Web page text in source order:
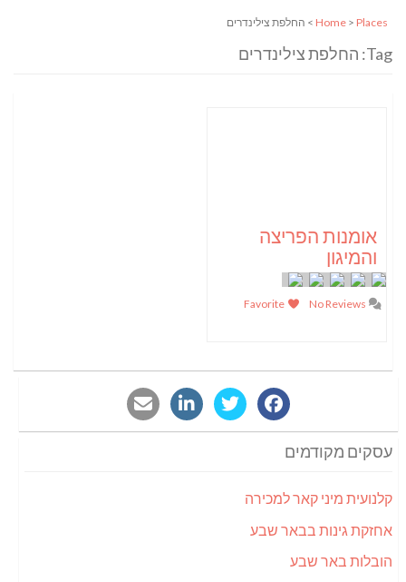
Home > Places > החלפת צילינדרים
Tag: החלפת צילינדרים
אומנות הפריצה
והמיגון
עסקים מקודמים
קלנועית מיני קאר למכירה
אחזקת גינות בבאר שבע
הובלות באר שבע